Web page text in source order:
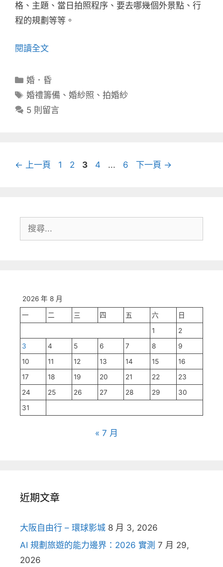
格、主題、當日拍照程序、要去哪幾個外景點、行
程的規劃等等。
閱讀全文
分
類
婚．昏
標
籤
婚禮籌備 、婚紗照 、拍婚紗
5 則留言
← 上一頁
頁
1
頁
2
頁
3
頁
4 ...
頁
6 下一頁 →
尋:
2026 年 8 月
一 二 三 四 五 六
日
1
2
3
4 5 6 7 8
9
10
11 12 13 14 15
16
17
18 19 20 21 22
23
24
25 26 27 28 29
30
31
« 7 月
近期文章
大阪自由行 – 環球影城 8 月 3, 2026
AI 規劃旅遊的能力邊界：2026 實測 7 月 29,
2026